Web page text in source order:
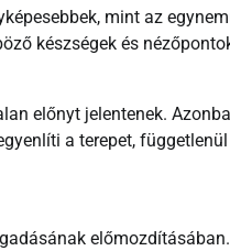
mint az
készségek és
előnyt jelentenek.
a terepet,